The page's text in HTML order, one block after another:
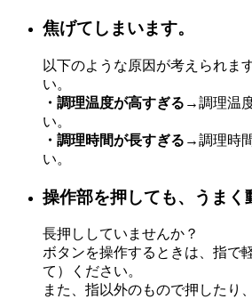
焦げてしまいます。
以下のような原因が考えられま
い。
・調理温度が高すぎる →調理温
い。
・調理時間が長すぎる →調理時
い。
操作部を押しても、うまく
長押ししていませんか？
ボタンを操作するときは、指で
て）ください。
また、指以外のもので押したり